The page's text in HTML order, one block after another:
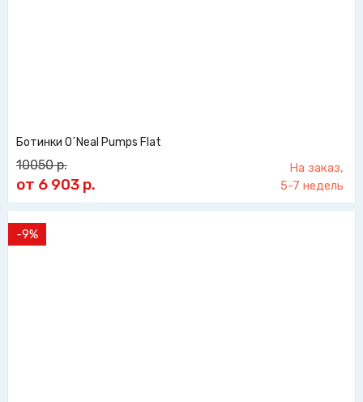
Ботинки O´Neal Pumps Flat
10050р.
от 6 903 р.
На заказ,
5-7 недель
-9%